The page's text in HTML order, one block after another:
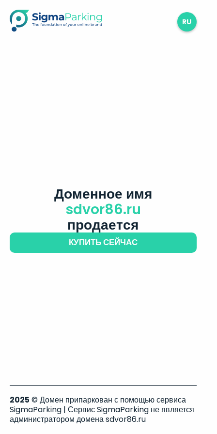
RU
Доменное имя
sdvor86.ru
продается
КУПИТЬ СЕЙЧАС
2025 © Домен припаркован с помощью сервиса
SigmaParking | Сервис SigmaParking не является
администратором домена sdvor86.ru